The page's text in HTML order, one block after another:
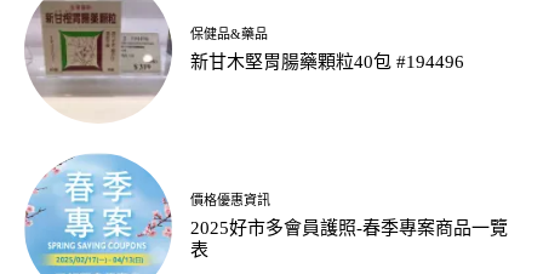
保健品&藥品
新甘木堅胃腸藥顆粒40包 #194496
價格優惠資訊
2025好市多會員護照-春季專案商品一覽
表